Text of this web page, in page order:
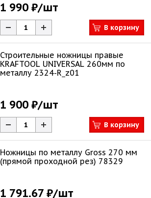
1 990 ₽/шт
В корзину
Строительные ножницы правые
KRAFTOOL UNIVERSAL 260мм по
металлу 2324-R_z01
1 900 ₽/шт
В корзину
Ножницы по металлу Gross 270 мм
(прямой проходной рез) 78329
1 791.67 ₽/шт